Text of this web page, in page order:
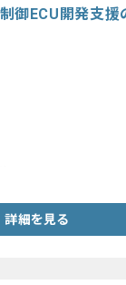
御ECU開発支
詳細を見る